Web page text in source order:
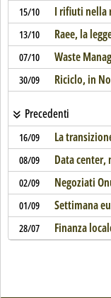
15/10 I rifiuti nella
13/10 Raee, la
07/10 Waste
30/09 Riciclo, in
Precedenti
16/09 La
08/09 Data center,
02/09 Negoziati
01/09 Settimana
28/07 Finanza